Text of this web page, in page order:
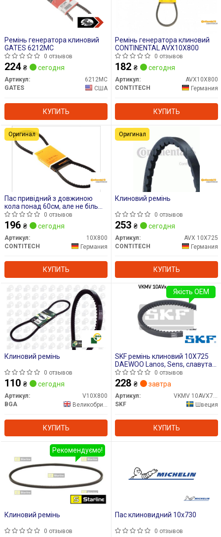
Ремінь генератора клиновий
GATES 6212MC
0 отзывов
224 ₴ сегодня
Артикул:
6212MC
GATES
США
КУПИТЬ
Ремінь генератора клиновий
CONTINENTAL AVX10X800
0 отзывов
182 ₴ сегодня
Артикул:
AVX10X800
CONTITECH
Германия
КУПИТЬ
Пас привідний з довжиною
кола понад 60см, але не більш
як 180см
0 отзывов
196 ₴ сегодня
Артикул:
10X800
CONTITECH
Германия
КУПИТЬ
Оригинал
Клиновий ремінь
0 отзывов
253 ₴ сегодня
Артикул:
AVX 10X725
CONTITECH
Германия
КУПИТЬ
Оригинал
Клиновий ремінь
0 отзывов
110 ₴ сегодня
Артикул:
V10X800
BGA
Великобритания
КУПИТЬ
SKF ремінь клиновий 10Х725
DAEWOO Lanos, Sens, славута
FORD LANCIA, таврія
0 отзывов
228 ₴ завтра
Артикул:
VKMV 10AVX725
SKF
Швеция
КУПИТЬ
Якість OEM
Клиновий ремінь
0 отзывов
Рекомендуємо!
Пас клиновидний 10х730
0 отзывов